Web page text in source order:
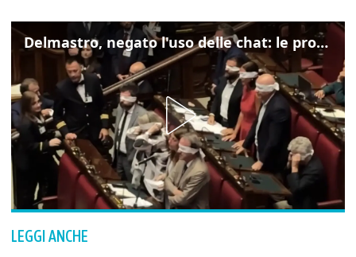
Delmastro, negato l'uso delle chat: le proteste di Avs e M5s
LEGGI ANCHE